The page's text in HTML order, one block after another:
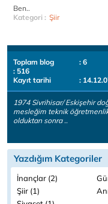
Ben..
Kategori : Şiir
Toplam blog
: 6
: 516
Kayıt tarihi
:
1974 Sivrihisar/ Eskişehir
mesleğim teknik
olduktan sonra ..
Yazdığım Kategoriler
İnançlar (2)
Şiir (1)